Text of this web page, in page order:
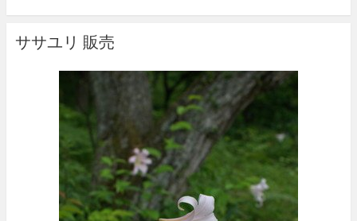
ササユリ 販売